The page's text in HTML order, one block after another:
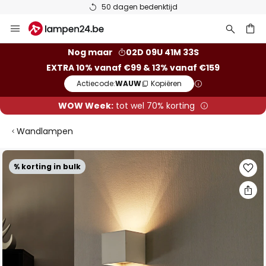
50 dagen bedenktijd
naar
Nog maar
02D 09U 41M 32S
EXTRA 10% vanaf €99 & 13% vanaf €159
Actiecode:WAUW Kopiëren
WOW Week:tot wel 70% korting
Wandlampen
% korting in bulk
Ga
naar
van
de
afbeeldingen-